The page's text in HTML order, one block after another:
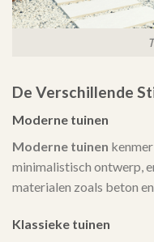
De Verschillende
Moderne tuinen
Moderne tuinen
minimalistisch ontwerp,
materialen zoals beton
Klassieke tuinen